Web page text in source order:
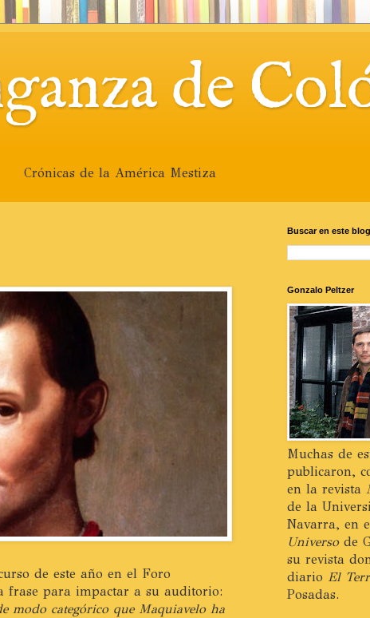
de
Crónicas de la América Mestiza
de este año en el Foro
frase para impactar a su auditorio:
modo categórico que Maquiavelo ha
Buscar en este blog
Gonzalo Peltzer
Muchas de
publicaron,
en la revista
de la
Navarra, en
Universode
su revista
diario El
Posadas.